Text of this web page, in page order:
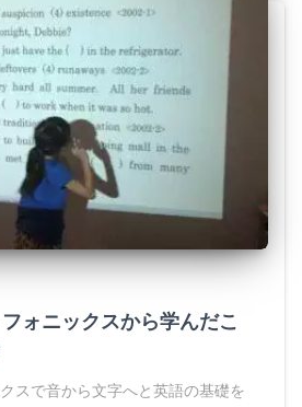
ォニックスから学んだこ
スで音から文字へと英語の基礎を